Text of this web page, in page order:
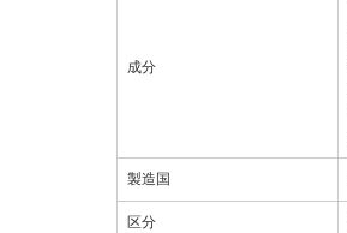
成分
製造国
区分